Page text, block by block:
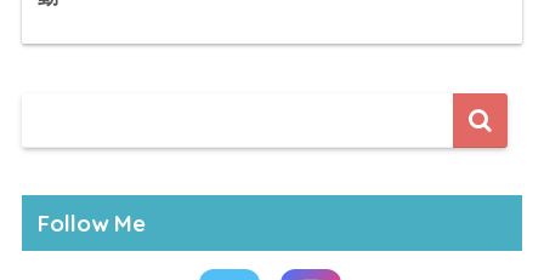
Follow Me